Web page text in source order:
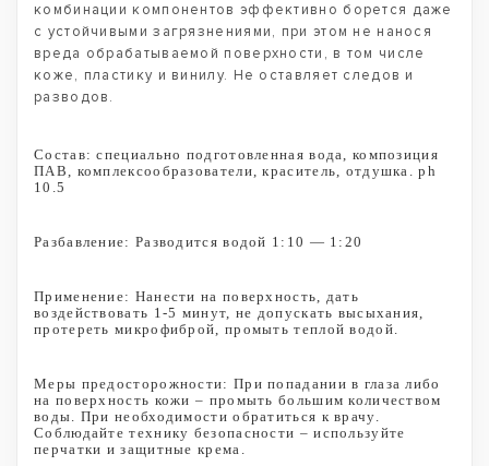
комбинации компонентов эффективно борется даже
с устойчивыми загрязнениями, при этом не нанося
вреда обрабатываемой поверхности, в том числе
коже, пластику и винилу. Не оставляет следов и
разводов.
Состав: специально подготовленная вода, композиция
ПАВ, комплексообразователи, краситель, отдушка. ph
10.5
Разбавление: Разводится водой 1:10 — 1:20
Применение: Нанести на поверхность, дать
воздействовать 1-5 минут, не допускать высыхания,
протереть микрофиброй, промыть теплой водой.
Меры предосторожности: При попадании в глаза либо
на поверхность кожи – промыть большим количеством
воды. При необходимости обратиться к врачу.
Соблюдайте технику безопасности – используйте
перчатки и защитные крема.